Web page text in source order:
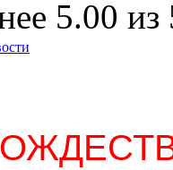
5.00 из